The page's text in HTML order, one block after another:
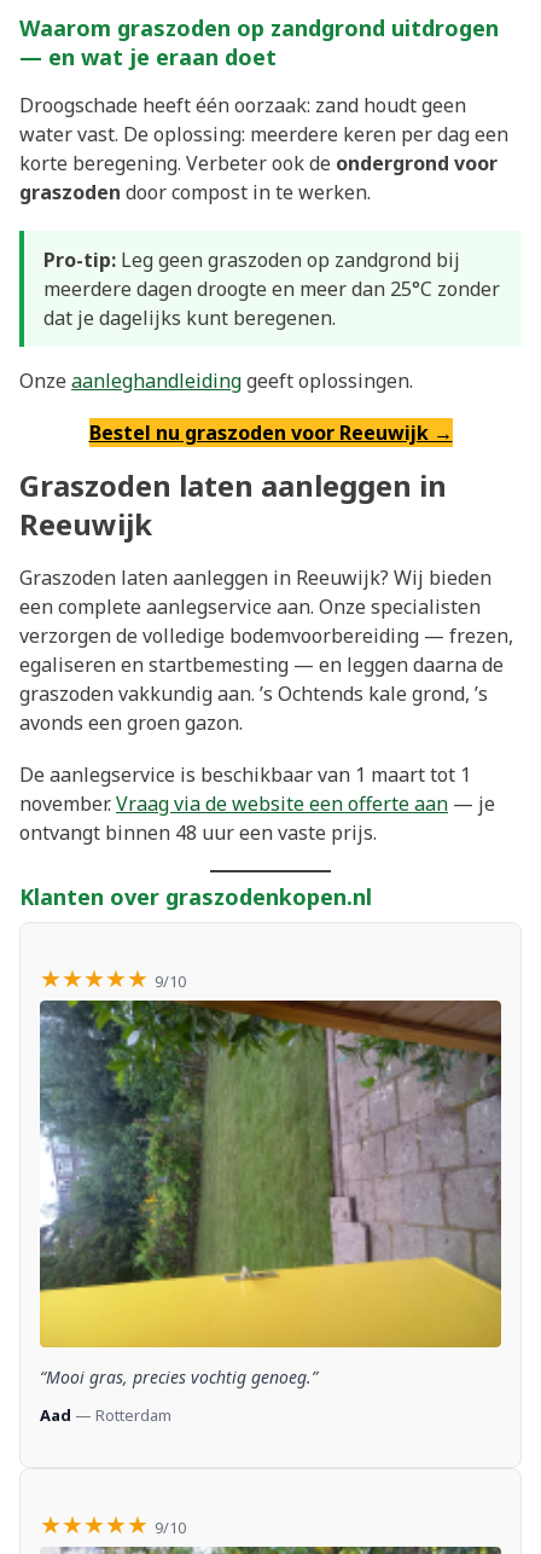
Waarom graszoden op zandgrond uitdrogen
— en wat je eraan doet
Droogschade heeft één oorzaak: zand houdt geen
water vast. De oplossing: meerdere keren per dag een
korte beregening. Verbeter ook de ondergrond voor
graszoden door compost in te werken.
Pro-tip: Leg geen graszoden op zandgrond bij
meerdere dagen droogte en meer dan 25°C zonder
dat je dagelijks kunt beregenen.
Onzeaanleghandleidinggeeft oplossingen.
Bestel nu graszoden voor Reeuwijk →
Graszoden laten aanleggen in
Reeuwijk
Graszoden laten aanleggen in Reeuwijk? Wij bieden
een complete aanlegservice aan. Onze specialisten
verzorgen de volledige bodemvoorbereiding — frezen,
egaliseren en startbemesting — en leggen daarna de
graszoden vakkundig aan. ’s Ochtends kale grond, ’s
avonds een groen gazon.
De aanlegservice is beschikbaar van 1 maart tot 1
november.Vraag via de website een offerte aan — je
ontvangt binnen 48 uur een vaste prijs.
Klanten over graszodenkopen.nl
★★★★★ 9/10
“Mooi gras, precies vochtig genoeg.”
Aad — Rotterdam
★★★★★ 9/10